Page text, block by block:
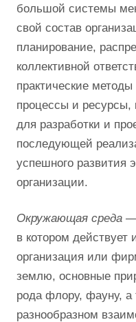
большой системы
свой состав
планирование,
коллективной
практические
процессы и ресурсы,
для разработки и
последующей
успешного развития
организации.
Окружающая среда —
в котором действует
организация или
землю, основные
рода флору, фауну,
разнообразном